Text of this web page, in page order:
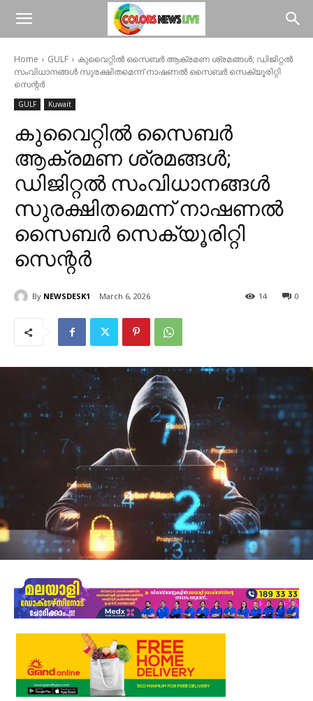
Home GULF
കുവൈറ്റിൽ സൈബർ ആക്രമണ ശ്രമങ്ങൾ; ഡിജിറ്റൽ
സംവിധാനങ്ങൾ സുരക്ഷിതമെന്ന് നാഷണൽ സൈബർ സെക്യൂരിറ്റി
സെന്റർ
GULF Kuwait
കുവൈറ്റിൽ സൈബർ
ആക്രമണ ശ്രമങ്ങൾ;
ഡിജിറ്റൽ സംവിധാനങ്ങൾ
സുരക്ഷിതമെന്ന് നാഷണൽ
സൈബർ സെക്യൂരിറ്റി
സെന്റർ
By NEWSDESK1 March 6, 2026 0
14